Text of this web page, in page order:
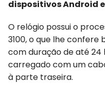
dispositivos Android e
O relógio possui o
3100, o que lhe
com duração de até 24
carregado com um
à parte traseira.